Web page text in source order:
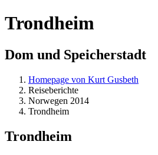
Trondheim
Dom und Speicherstadt
Homepage von Kurt Gusbeth
Reiseberichte
Norwegen 2014
Trondheim
Trondheim